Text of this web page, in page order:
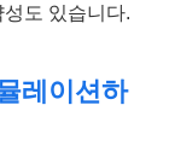
도 있습니다.
레이션하